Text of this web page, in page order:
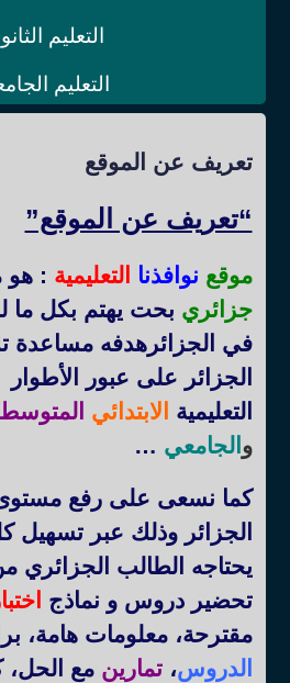
التعليم
التعليم
تعريف عن الموقع
“تعريف عن الموقع”
موقع نوافذنا التعليمية : هو
جزائري بحت يهتم بكل ما
في الجزائرهدفه مساعدة
الجزائر على عبور الأطوار
التعليمية
الابتدائي المتوسط
و الجامعي …
كما نسعى على رفع مستوى
الجزائر وذلك عبر تسهيل
يحتاجه الطالب الجزائري
تحضير دروس و نماذج
مقترحة، معلومات هامة،
الدروس،تمارينمع الحل،